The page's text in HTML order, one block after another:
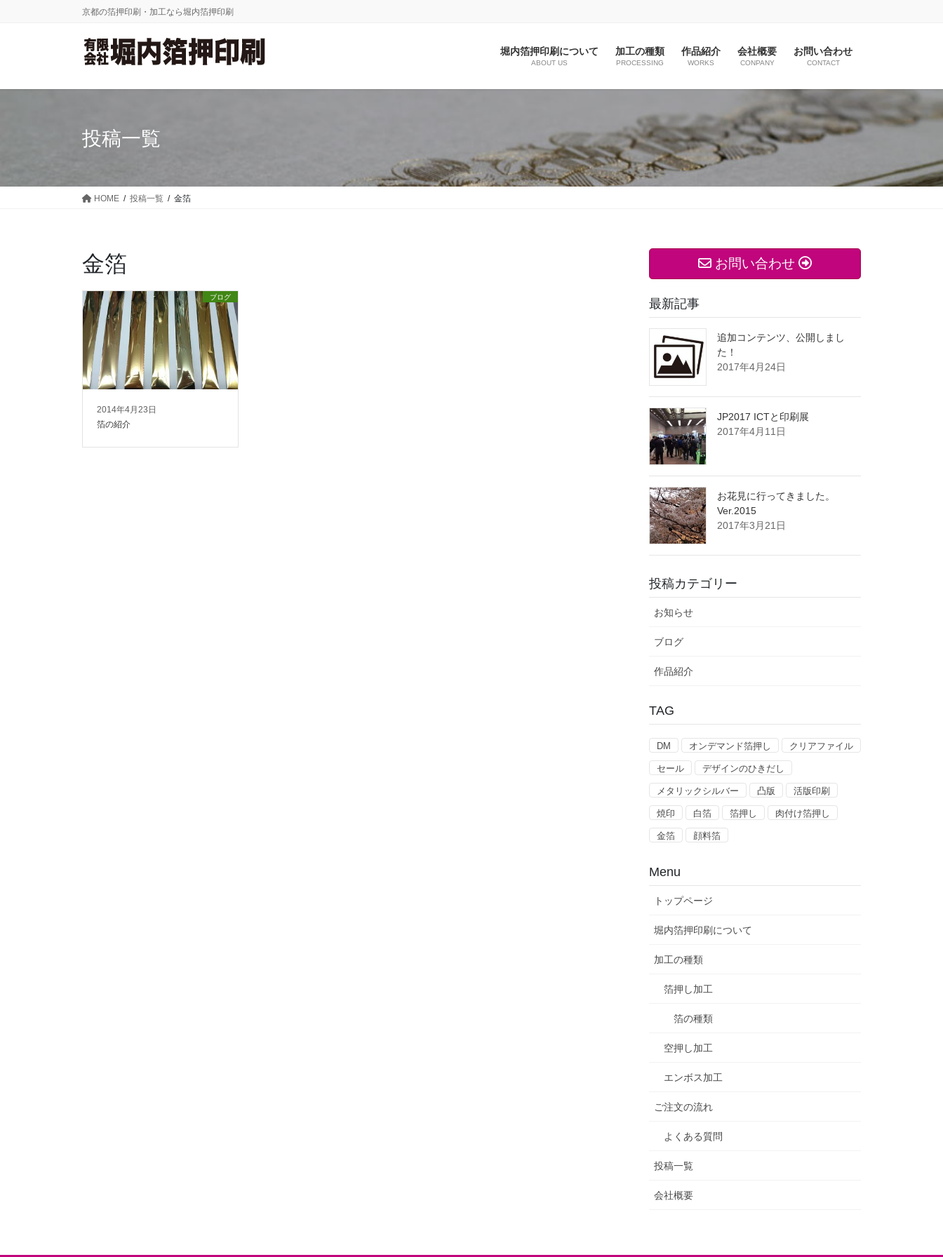
に
ョ
京都の箔押印刷・加工なら堀内箔押印刷
堀内箔押印刷について
ABOUT US
加工の種類
PROCESSING
作品紹介
WORKS
会社概要
CONPANY
お問い合わせ
CONTACT
投稿一覧
HOME 投稿一覧 金箔
金箔
2014年4月23日
ブログ
箔の紹介
お問い合わせ
最新記事
追加コンテンツ、公開しまし
た！
2017年4月24日
JP2017 ICTと印刷展
2017年4月11日
お花見に行ってきました。
Ver.2015
2017年3月21日
投稿カテゴリー
お知らせ
ブログ
作品紹介
TAG
DM オンデマンド箔押し クリアファイル
セール デザインのひきだし
メタリックシルバー 凸版 活版印刷
焼印 白箔 箔押し 肉付け箔押し
金箔 顔料箔
Menu
トップページ
堀内箔押印刷について
加工の種類
箔押し加工
箔の種類
空押し加工
エンボス加工
ご注文の流れ
よくある質問
投稿一覧
会社概要